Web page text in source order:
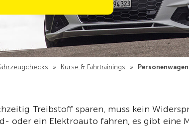
» Kurse & Fahrtrainings »
Treibstoff sparen, muss kein
oder ein Elektroauto fahren, es gibt eine